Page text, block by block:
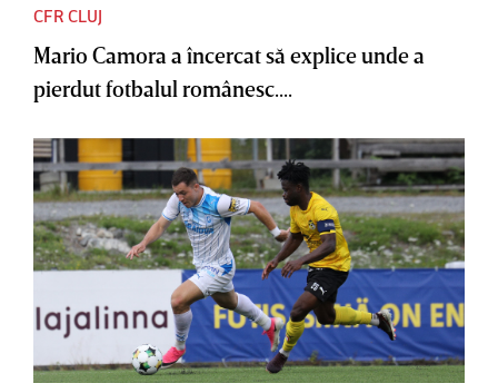
CFR CLUJ
Mario Camora a încercat să explice unde a
pierdut fotbalul românesc....